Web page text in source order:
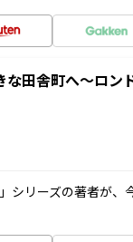
田舎町へ～ロン
シリーズの著者が、